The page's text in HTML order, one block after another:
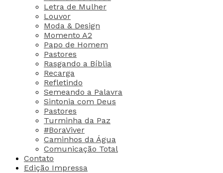
Letra de Mulher
Louvor
Moda & Design
Momento A2
Papo de Homem
Pastores
Rasgando a Bíblia
Recarga
Refletindo
Semeando a Palavra
Sintonia com Deus
Pastores
Turminha da Paz
#BoraViver
Caminhos da Água
Comunicação Total
Contato
Edição Impressa